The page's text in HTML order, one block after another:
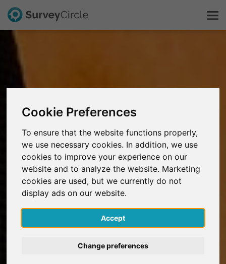
Cookie Preferences
To ensure that the website functions properly,
we use necessary cookies. In addition, we use
cookies to improve your experience on our
website and to analyze the website. Marketing
cookies are used, but we currently do not
display ads on our website.
Accept
Change preferences
Explorer la recherche
FAQ
S'inscrire gratuitement
S'inscrire
English
Deutsch